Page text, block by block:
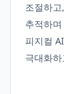
조절하
추적하
피지컬
극대화